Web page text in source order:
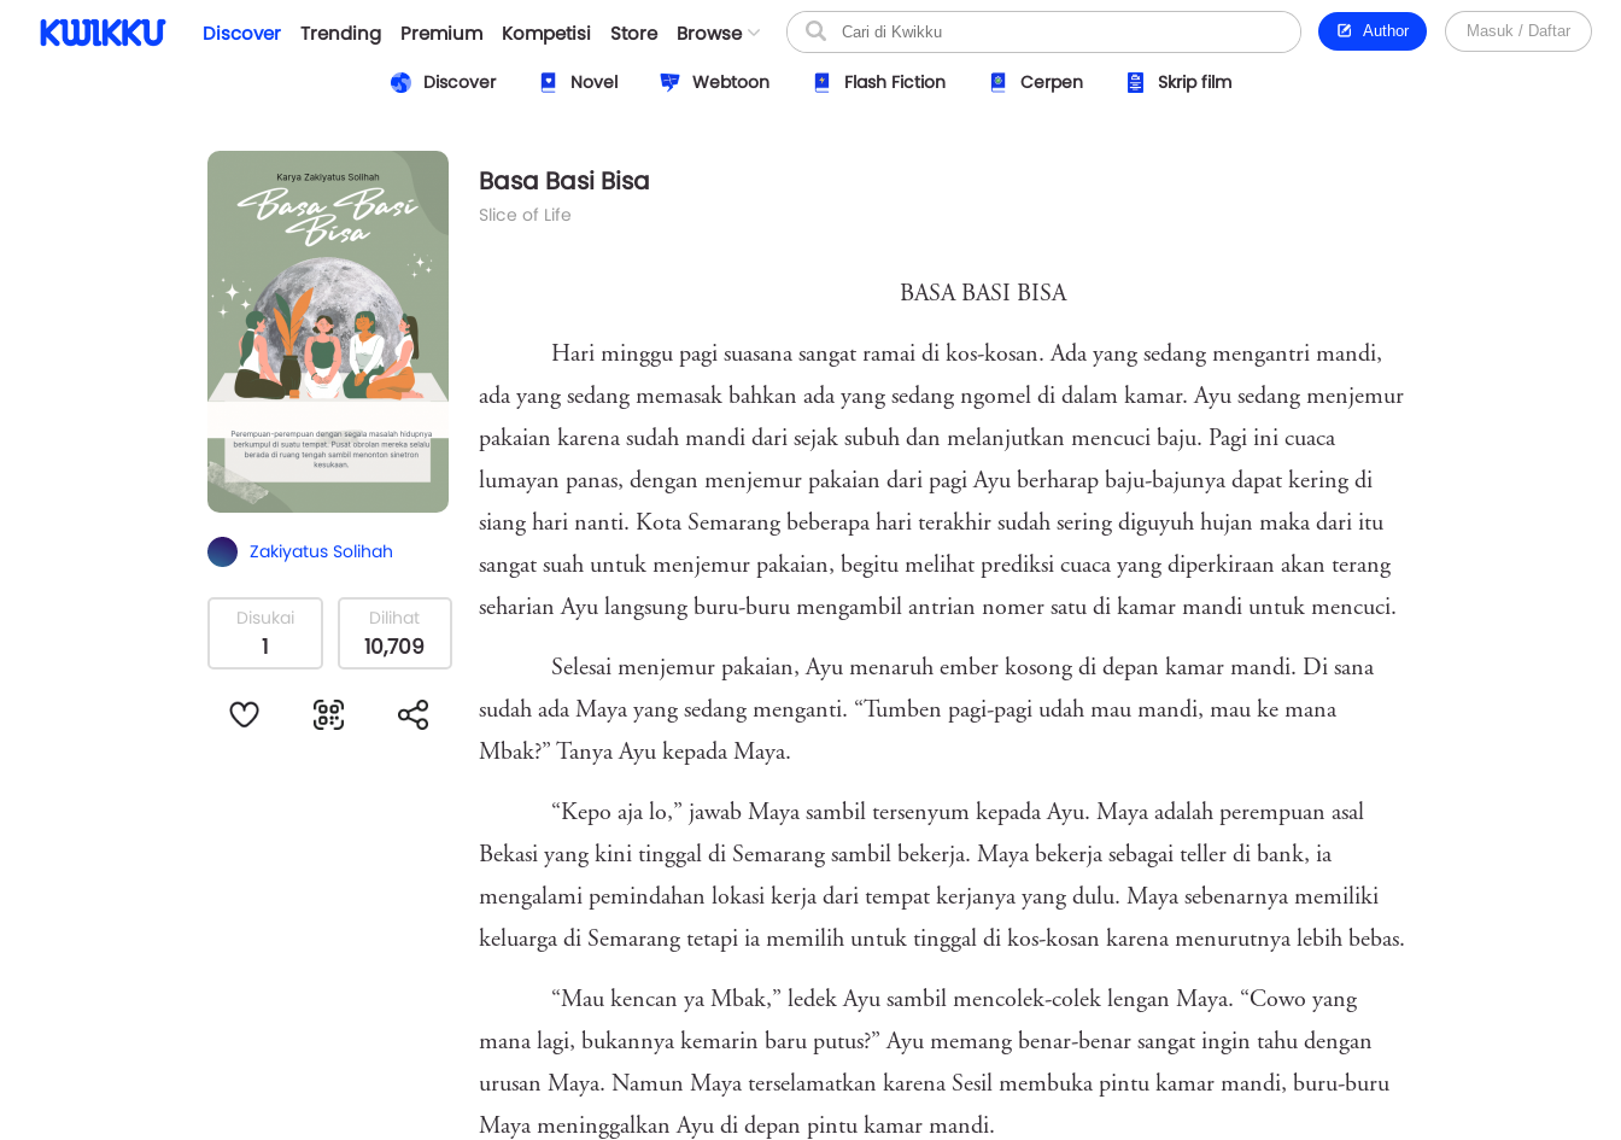
Discover Trending Premium Kompetisi Store Browse Author Masuk / Daftar
Discover Novel Webtoon Flash Fiction Cerpen Skrip film
Zakiyatus Solihah
Disukai
1
Dilihat
10,709
Basa Basi Bisa
Slice of Life
BASA BASI BISA
Hari minggu pagi suasana sangat ramai di kos-kosan. Ada yang sedang mengantri mandi,
ada yang sedang memasak bahkan ada yang sedang ngomel di dalam kamar. Ayu sedang menjemur
pakaian karena sudah mandi dari sejak subuh dan melanjutkan mencuci baju. Pagi ini cuaca
lumayan panas, dengan menjemur pakaian dari pagi Ayu berharap baju-bajunya dapat kering di
siang hari nanti. Kota Semarang beberapa hari terakhir sudah sering diguyuh hujan maka dari itu
sangat suah untuk menjemur pakaian, begitu melihat prediksi cuaca yang diperkiraan akan terang
seharian Ayu langsung buru-buru mengambil antrian nomer satu di kamar mandi untuk mencuci.
Selesai menjemur pakaian, Ayu menaruh ember kosong di depan kamar mandi. Di sana
sudah ada Maya yang sedang menganti. “Tumben pagi-pagi udah mau mandi, mau ke mana
Mbak?” Tanya Ayu kepada Maya.
“Kepo aja lo,” jawab Maya sambil tersenyum kepada Ayu. Maya adalah perempuan asal
Bekasi yang kini tinggal di Semarang sambil bekerja. Maya bekerja sebagai teller di bank, ia
mengalami pemindahan lokasi kerja dari tempat kerjanya yang dulu. Maya sebenarnya memiliki
keluarga di Semarang tetapi ia memilih untuk tinggal di kos-kosan karena menurutnya lebih bebas.
“Mau kencan ya Mbak,” ledek Ayu sambil mencolek-colek lengan Maya. “Cowo yang
mana lagi, bukannya kemarin baru putus?” Ayu memang benar-benar sangat ingin tahu dengan
urusan Maya. Namun Maya terselamatkan karena Sesil membuka pintu kamar mandi, buru-buru
Maya meninggalkan Ayu di depan pintu kamar mandi.